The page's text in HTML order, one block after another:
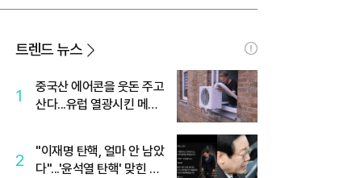
트
트
트렌드 뉴스
1
중국산 에어콘을 웃돈 주고
산다...유럽 열광시킨 메이
2
"이재명 탄핵, 얼마 안 남았
다"...'윤석열 탄핵' 맞힌 무